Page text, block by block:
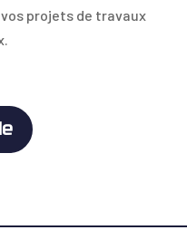
projets de travaux